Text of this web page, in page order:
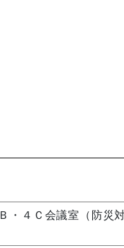
・４Ｃ会議室（防災